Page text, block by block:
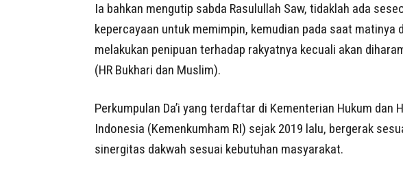
Ia bahkan mengutip sabda Rasulullah Saw, tidaklah ada
kepercayaan untuk memimpin, kemudian pada saat matinya
melakukan penipuan terhadap rakyatnya kecuali akan
(HR Bukhari dan Muslim).
Perkumpulan Da’i yang terdaftar di Kementerian Hukum dan
Indonesia (Kemenkumham RI) sejak 2019 lalu, bergerak
sinergitas dakwah sesuai kebutuhan masyarakat.